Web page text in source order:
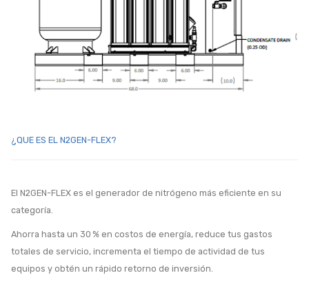
¿QUE ES EL N2GEN-FLEX?
El N2GEN-FLEX es el generador de nitrógeno más eficiente en su
categoría.
Ahorra hasta un 30 % en costos de energía, reduce tus gastos
totales de servicio, incrementa el tiempo de actividad de tus
equipos y obtén un rápido retorno de inversión.